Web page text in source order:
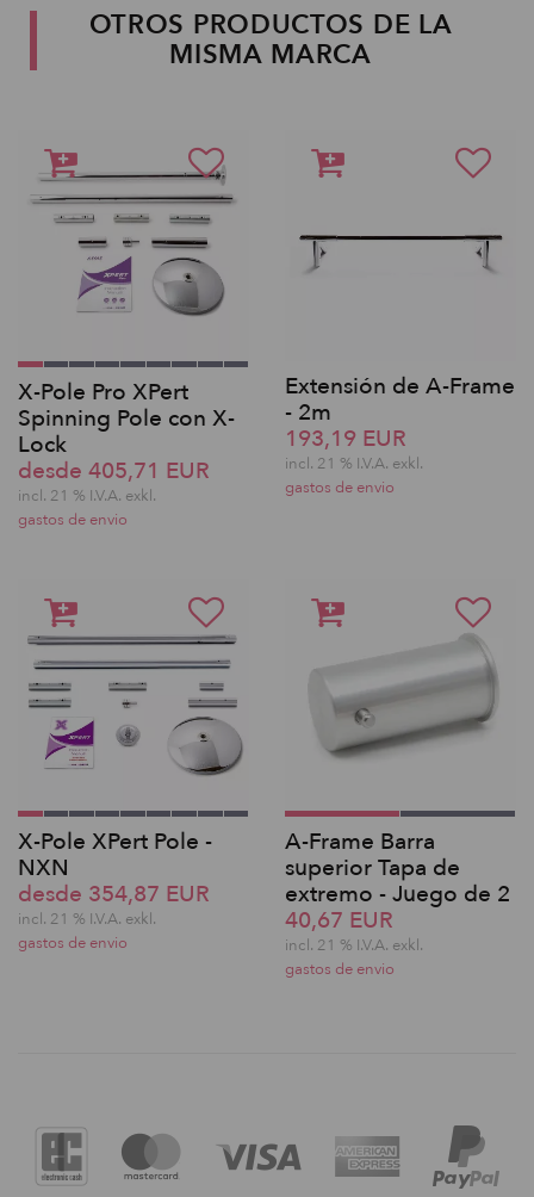
OTROS PRODUCTOS DE LA
MISMA MARCA
X-Pole Pro XPert
Spinning Pole con X-
Lock
desde 405,71 EUR
incl. 21 % I.V.A. exkl.
gastos de envio
Extensión de A-Frame
- 2m
193,19 EUR
incl. 21 % I.V.A. exkl.
gastos de envio
X-Pole XPert Pole -
NXN
desde 354,87 EUR
incl. 21 % I.V.A. exkl.
gastos de envio
A-Frame Barra
superior Tapa de
extremo - Juego de 2
40,67 EUR
incl. 21 % I.V.A. exkl.
gastos de envio